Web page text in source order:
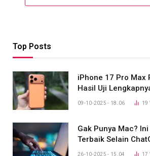
Top Posts
iPhone 17 Pro Max
Hasil Uji
09-10-2025 - 18.06 19
Gak Punya Mac?
Terbaik Selain
26-10-2025 - 15.04 17